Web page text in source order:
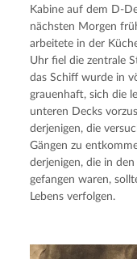
Kabine auf dem D-
nächsten Morgen
arbeitete in der
Uhr fiel die zentrale
das Schiff wurde in
grauenhaft, sich die
unteren Decks
derjenigen, die
Gängen zu
derjenigen, die in
gefangen waren,
Lebens verfolgen.